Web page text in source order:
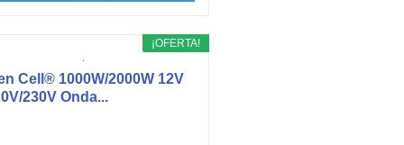
¡OFERTA!
Cell® 1000W/2000W 12V
230V Onda...